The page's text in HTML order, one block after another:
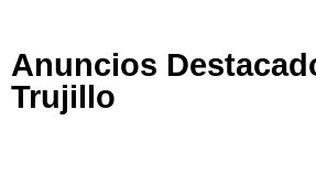
Anuncios
Trujillo